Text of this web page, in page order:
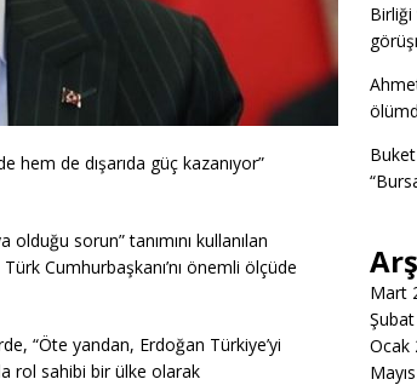
hem de dışarıda güç kazanıyor”
sorun” tanımını kullanılan
Cumhurbaşkanı’nı önemli ölçüde
“Öte yandan, Erdoğan Türkiye’yi
rol sahibi bir ülke olarak
Buket
Mart
Ocak